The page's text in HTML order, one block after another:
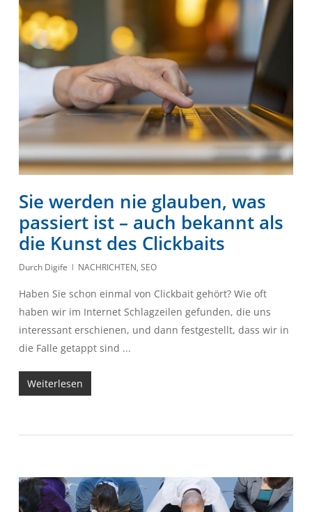
Sie werden nie glauben, was
passiert ist – auch bekannt als
die Kunst des Clickbaits
Durch Digife NACHRICHTEN, SEO
Haben Sie schon einmal von Clickbait gehört? Wie oft
haben wir im Internet Schlagzeilen gefunden, die uns
interessant erschienen, und dann festgestellt, dass wir in
die Falle getappt sind ...
Weiterlesen